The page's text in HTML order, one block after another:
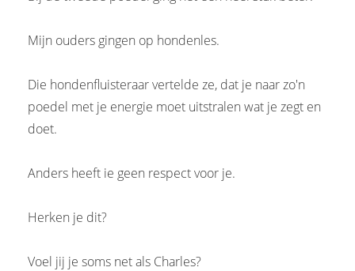
Mijn ouders gingen op hondenles.
Die hondenfluisteraar vertelde ze, dat je naar zo'n
poedel met je energie moet uitstralen wat je zegt en
doet.
Anders heeft ie geen respect voor je.
Herken je dit?
Voel jij je soms net als Charles?